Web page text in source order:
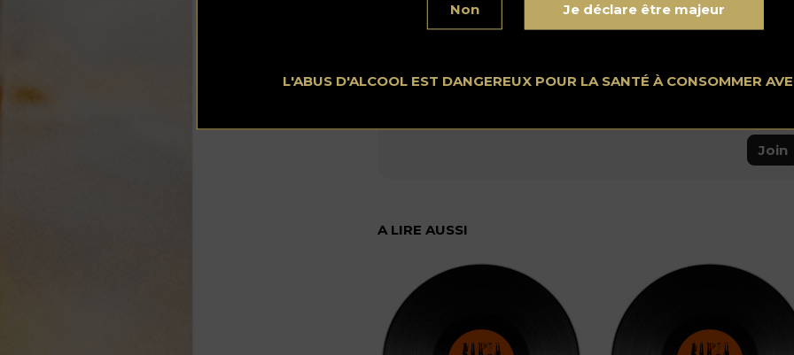
Non Je déclare être majeur
L'ABUS D'ALCOOL EST DANGEREUX POUR LA SANTÉ À CONSOMMER
Spirits Hunters est une communauté dédiée aux spiritueux et
Join
A LIRE AUSSI